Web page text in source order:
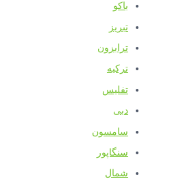
باکو
تبریز
ترابزون
ترکیه
تفلیس
دبی
سامسون
سنگاپور
شمال